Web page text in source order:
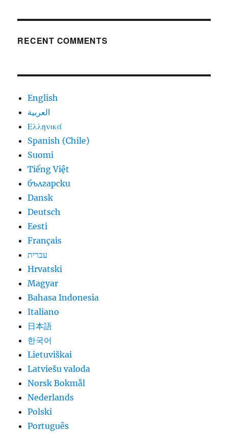
RECENT COMMENTS
English
العربية
Ελληνικά
Spanish (Chile)
Suomi
Tiếng Việt
български
Dansk
Deutsch
Eesti
Français
עברית
Hrvatski
Magyar
Bahasa Indonesia
Italiano
日本語
한국어
Lietuviškai
Latviešu valoda
Norsk Bokmål
Nederlands
Polski
Português